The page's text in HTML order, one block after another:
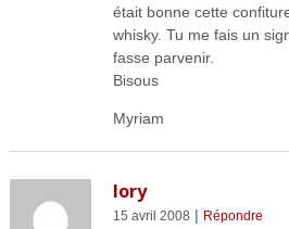
était bonne cette
whisky. Tu me fais un
fasse parvenir.
Bisous
Myriam
lory
15 avril 2008 | Répondre